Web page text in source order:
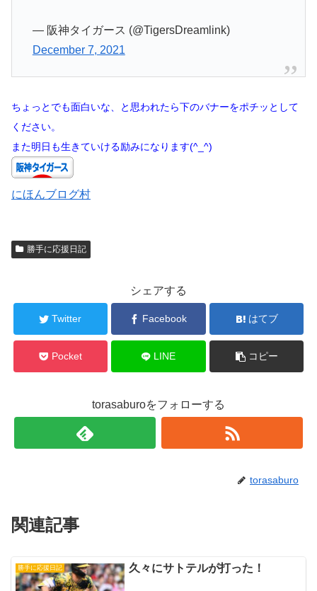
— 阪神タイガース (@TigersDreamlink)
December 7, 2021
ちょっとでも面白いな、と思われたら下のバナーをポチッとして
ください。
また明日も生きていける励みになります(^_^)
にほんブログ村
勝手に応援日記
シェアする
Twitter Facebook はてブ
Pocket LINE コピー
torasaburoをフォローする
torasaburo
関連記事
勝手に応援日記 久々にサトテルが打った！